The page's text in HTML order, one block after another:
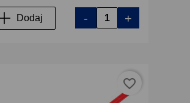
Dodaj - +
favorite_border